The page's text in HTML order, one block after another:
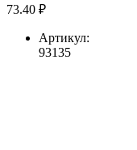
73.40 ₽
Артикул:
93135